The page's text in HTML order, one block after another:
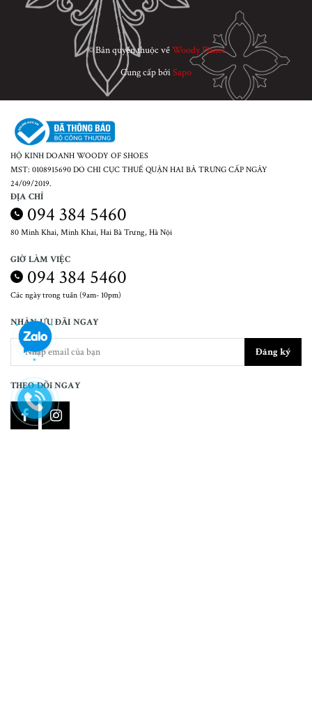
© Bản quyền thuộc vềWoody Planet
Cung cấp bởiSapo
HỘ KINH DOANH WOODY OF SHOES
MST: 0108915690 DO CHI CỤC THUẾ QUẬN HAI BÀ TRƯNG CẤP NGÀY
24/09/2019.
ĐỊA CHỈ
094 384 5460
80 Minh Khai, Minh Khai, Hai Bà Trưng, Hà Nội
GIỜ LÀM VIỆC
094 384 5460
Các ngày trong tuần (9am- 10pm)
NHẬN ƯU ĐÃI NGAY
Đăng ký
THEO DÕI NGAY